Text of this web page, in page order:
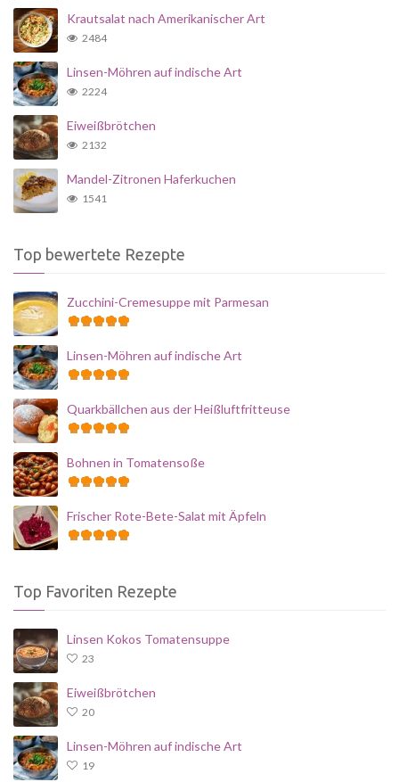
Krautsalat nach Amerikanischer Art
2484
Linsen-Möhren auf indische Art
2224
Eiweißbrötchen
2132
Mandel-Zitronen Haferkuchen
1541
Top bewertete Rezepte
Zucchini-Cremesuppe mit Parmesan
Linsen-Möhren auf indische Art
Quarkbällchen aus der Heißluftfritteuse
Bohnen in Tomatensoße
Frischer Rote-Bete-Salat mit Äpfeln
Top Favoriten Rezepte
Linsen Kokos Tomatensuppe
23
Eiweißbrötchen
20
Linsen-Möhren auf indische Art
19